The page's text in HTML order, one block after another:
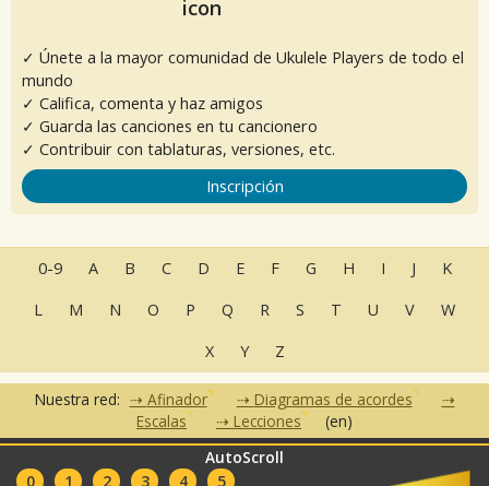
AutoScroll
0
1 2 3 4 5
✓ Únete a la mayor comunidad de Ukulele Players de todo el
mundo
✓ Califica, comenta y haz amigos
✓ Guarda las canciones en tu cancionero
✓ Contribuir con tablaturas, versiones, etc.
Inscripción
0-9 A B C D E F G H I J
K
L
M N O P Q R S T U V
W
X
Y Z
Nuestra red: Afinador
Diagramas de acordes
Escalas
Lecciones (en)
CGU•Política de privacidad
Clubes